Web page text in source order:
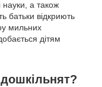
науки, а також
батьки відкриють
мильних
дітям